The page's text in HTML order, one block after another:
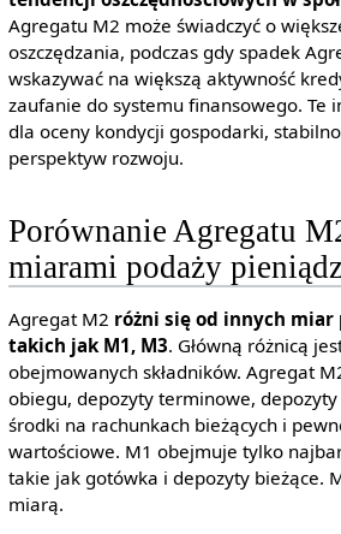
Agregatu M2 może świadczyć o
oszczędzania, podczas gdy spadek
wskazywać na większą aktywność
zaufanie do systemu finansowego. Te
dla oceny kondycji gospodarki,
perspektyw rozwoju.
Porównanie Agregatu
miarami podaży
Agregat M2 różni się od innych miar
takich jak M1, M3. Główną różnicą
obejmowanych składników. Agregat
obiegu, depozyty terminowe, depozyty
środki na rachunkach bieżących i
wartościowe. M1 obejmuje tylko
takie jak gotówka i depozyty bieżące.
miarą.